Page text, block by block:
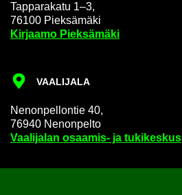
Tap­pa­ra­ka­tu 1–3,
76100 Piek­sä­mä­ki
Kir­jaa­mo Piek­sä­mä­ki
VAA­LI­JA­LA
Ne­non­pel­lon­tie 40,
76940 Ne­non­pel­to
Vaa­li­ja­lan osaamis-​ ja tu­ki­kes­kus